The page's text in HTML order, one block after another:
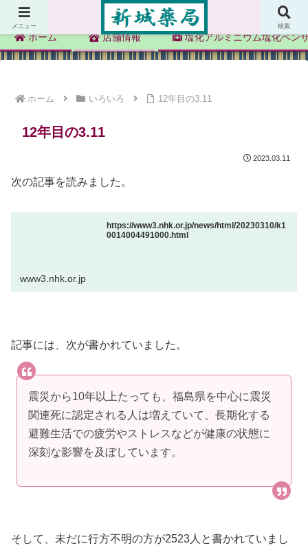
新城薬局
ホーム 店舗情報 塩化アルミニウム塩化ベン
ホーム いろいろ 12年目の3.11
12年目の3.11
2023.03.11
次の記事を読みました。
https://www3.nhk.or.jp/news/html/20230310/k1
0014004491000.html
www3.nhk.or.jp
記事には、次が書かれていました。
震災から10年以上たっても、福島県を中心に震災
関連死に認定される人は増えていて、長期化する
避難生活での疲労やストレスなどが健康の状態に
深刻な影響を及ぼしています。
そして、未だに行方不明の方が2523人と書かれていまし
メニュー 検索